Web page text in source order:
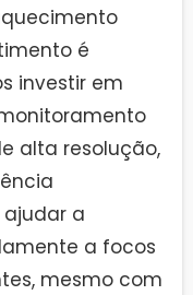
é
investir em
alta resolução,
ajudar a
a focos
mesmo com